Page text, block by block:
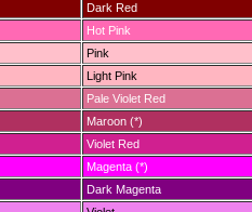
Dark Red
Hot Pink
Pink
Light Pink
Pale Violet Red
Maroon (*)
Violet Red
Magenta (*)
Dark Magenta